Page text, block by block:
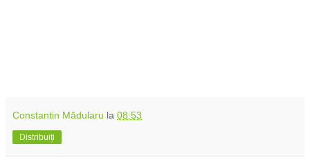
Constantin Mădularu la 08:53
Distribuiți